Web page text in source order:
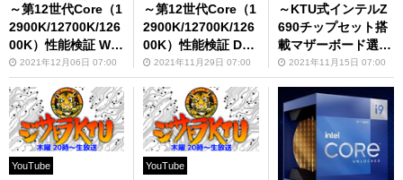
～第12世代Core（1
2900K/12700K/126
00K）性能検証 Win
dows 10対Window
s 11～
2021年12月06日 07:00
～第12世代Core（1
2900K/12700K/126
00K）性能検証 DD
R4対DDR5～
2021年11月29日 07:00
～KTU式インテルZ
690チップセット搭
載マザーボード選び
～2021年11月15日 07:00
YouTube YouTube